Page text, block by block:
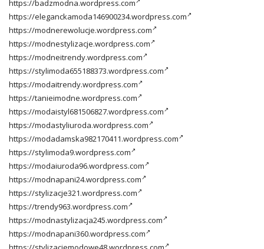
https://badzmodna.wordpress.com
https://eleganckamoda146900234.wordpress.com
https://modnerewolucje.wordpress.com
https://modnestylizacje.wordpress.com
https://modneitrendy.wordpress.com
https://stylimoda655188373.wordpress.com
https://modaitrendy.wordpress.com
https://tanieimodne.wordpress.com
https://modaistyl681506827.wordpress.com
https://modastyliuroda.wordpress.com
https://modadamska982170411.wordpress.com
https://stylimoda9.wordpress.com
https://modaiuroda96.wordpress.com
https://modnapani24.wordpress.com
https://stylizacje321.wordpress.com
https://trendy963.wordpress.com
https://modnastylizacja245.wordpress.com
https://modnapani360.wordpress.com